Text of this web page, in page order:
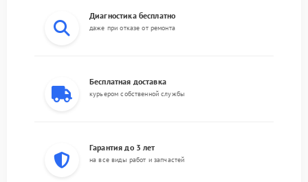
Диагностика бесплатно
даже при отказе от ремонта
Бесплатная доставка
курьером собственной службы
Гарантия до 3 лет
на все виды работ и запчастей